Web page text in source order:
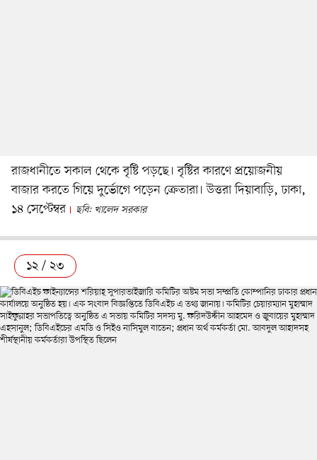
রাজধানীতে সকাল থেকে বৃষ্টি পড়ছে। বৃষ্টির কারণে প্রয়োজনীয়
বাজার করতে গিয়ে দুর্ভোগে পড়েন ক্রেতারা। উত্তরা দিয়াবাড়ি, ঢাকা,
১৪ সেপ্টেম্বর
ছবি: খালেদ সরকার
১২ / ২৩